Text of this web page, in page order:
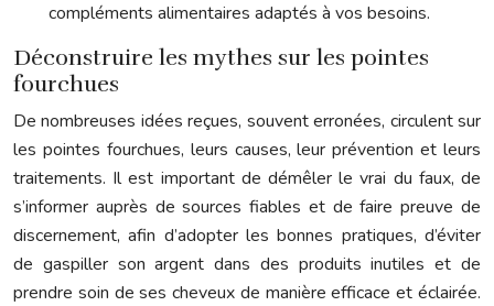
compléments alimentaires adaptés à vos besoins.
Déconstruire les mythes sur les pointes
fourchues
De nombreuses idées reçues, souvent erronées, circulent sur
les pointes fourchues, leurs causes, leur prévention et leurs
traitements. Il est important de démêler le vrai du faux, de
s’informer auprès de sources fiables et de faire preuve de
discernement, afin d’adopter les bonnes pratiques, d’éviter
de gaspiller son argent dans des produits inutiles et de
prendre soin de ses cheveux de manière efficace et éclairée.